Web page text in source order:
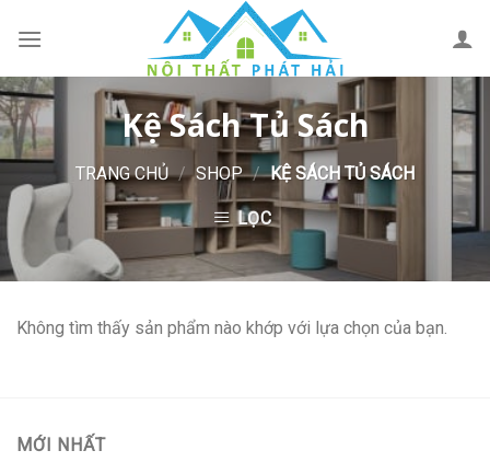
Kệ Sách Tủ Sách
TRANG CHỦ / SHOP / KỆ SÁCH TỦ SÁCH
LỌC
Không tìm thấy sản phẩm nào khớp với lựa chọn của bạn.
MỚI NHẤT